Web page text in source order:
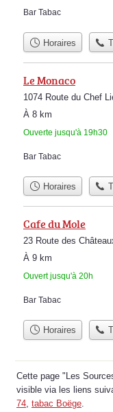
Bar Tabac
Horaires
Le Monaco
1074 Route du Chef
À 8 km
Ouverte jusqu'à 19h30
Bar Tabac
Horaires
Cafe du Mole
23 Route des
À 9 km
Ouvert jusqu'à 20h
Bar Tabac
Horaires
Cette page "Les
visible via les liens
74 tabac Boëge